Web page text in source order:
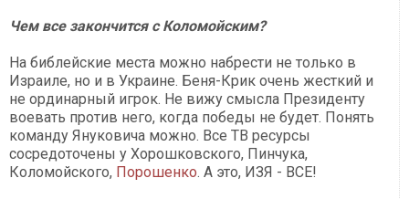
Чем все закончится с Коломойским?
На библейские места можно набрести не только в
Израиле, но и в Украине. Беня-Крик очень жесткий и
не ординарный игрок. Не вижу смысла Президенту
воевать против него, когда победы не будет. Понять
команду Януковича можно. Все ТВ ресурсы
сосредоточены у Хорошковского, Пинчука,
Коломойского, Порошенко. А это, ИЗЯ - ВСЕ!